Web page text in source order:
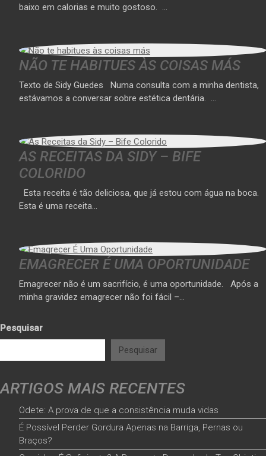
baixo em calorias e muito gostoso. …
NÃO TE HABITUES ÀS COISAS MÁS
Texto de Sidy Guedes Numa consulta com a minha dentista,
estávamos a conversar sobre estética dentária. …
AS RECEITAS DA SIDY – BIFE
COLORIDO
Esta receita é tão deliciosa, que já estou com água na boca.
Esta é uma receita…
EMAGRECER É UMA OPORTUNIDADE
Emagrecer não é um sacrifício, é uma oportunidade. Após a
minha gravidez emagrecer não foi fácil –…
Pesquisar
Pesquisar
ARTIGOS MAIS RECENTES
Odete: A prova de que a consistência muda vidas
É Possível Perder Gordura Apenas na Barriga, Pernas ou
Braços?